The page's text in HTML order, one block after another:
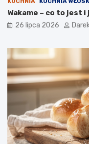
Wakame – co to jest
26 lipca 2026